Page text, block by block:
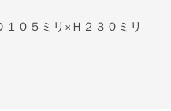
０５ミリ×Ｈ２３０ミリ